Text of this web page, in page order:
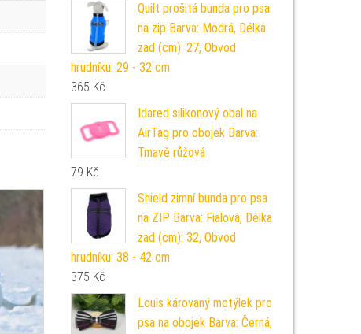
Quilt prošitá bunda pro psa
na zip Barva: Modrá, Délka
zad (cm): 27, Obvod
hrudníku: 29 - 32 cm
365 Kč
Idared silikonový obal na
AirTag pro obojek Barva:
Tmavě růžová
79 Kč
Shield zimní bunda pro psa
na ZIP Barva: Fialová, Délka
zad (cm): 32, Obvod
hrudníku: 38 - 42 cm
375 Kč
Louis károvaný motýlek pro
psa na obojek Barva: Černá,